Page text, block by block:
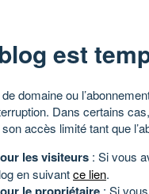
est
domaine ou
Dans certains
accès limité tant que
les visiteurs : Si vous
en suivantce lien.
: Si